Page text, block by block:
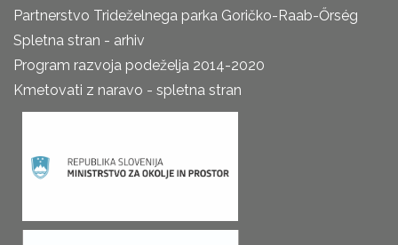
Partnerstvo Trideželnega parka Goričko-Raab-Őrség
Spletna stran - arhiv
Program razvoja podeželja 2014-2020
Kmetovati z naravo - spletna stran